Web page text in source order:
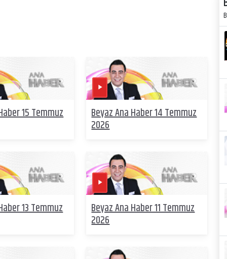
15 Temmuz Beyaz Ana Haber 14 Temmuz
2026
13 Temmuz Beyaz Ana Haber 11 Temmuz
2026